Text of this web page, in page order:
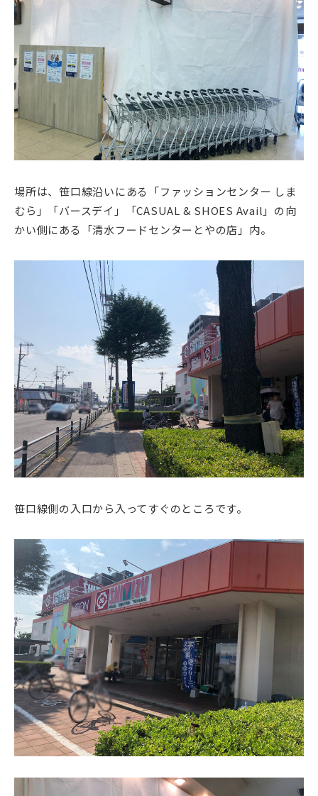
場所は、笹口線沿いにある「ファッションセンター しま
むら」「バースデイ」「CASUAL & SHOES Avail」の向
かい側にある「清水フードセンターとやの店」内。
笹口線側の入口から入ってすぐのところです。